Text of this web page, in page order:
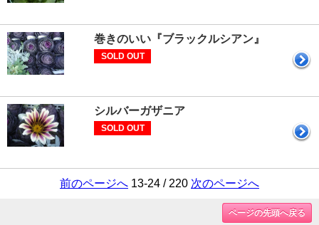
巻きのいい『ブラックルシアン』
SOLD OUT
シルバーガザニア
SOLD OUT
前のページへ 13-24 / 220 次のページへ
ページの先頭へ戻る